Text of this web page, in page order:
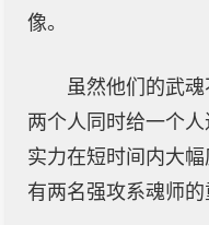
像。
虽然他们的武
两个人同时给一个
实力在短时间内大
有两名强攻系魂师的